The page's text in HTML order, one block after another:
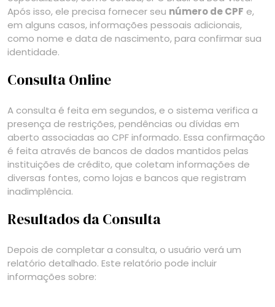
Após isso, ele precisa fornecer seu número de CPF e,
em alguns casos, informações pessoais adicionais,
como nome e data de nascimento, para confirmar sua
identidade.
Consulta Online
A consulta é feita em segundos, e o sistema verifica a
presença de restrições, pendências ou dívidas em
aberto associadas ao CPF informado. Essa confirmação
é feita através de bancos de dados mantidos pelas
instituições de crédito, que coletam informações de
diversas fontes, como lojas e bancos que registram
inadimplência.
Resultados da Consulta
Depois de completar a consulta, o usuário verá um
relatório detalhado. Este relatório pode incluir
informações sobre: